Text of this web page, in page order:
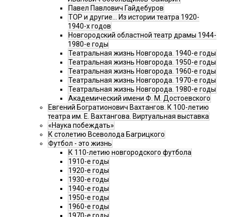
Павел Павлович Гайдебуров
ТОР и другие… Из истории театра 1920-
1940-х годов
Новгородский областной театр драмы 1944-
1980-е годы
Театральная жизнь Новгорода. 1940-е годы
Театральная жизнь Новгорода. 1950-е годы
Театральная жизнь Новгорода. 1960-е годы
Театральная жизнь Новгорода. 1970-е годы
Театральная жизнь Новгорода. 1980-е годы
Академический имени Ф. М. Достоевского
Евгений Богратионович Вахтангов. К 100-летию
театра им. Е. Вахтангова. Виртуальная выставка
«Наука побеждать»
К столетию Всеволода Багрицкого
Футбол - это жизнь
К 110-летию новгородского футбола
1910-е годы
1920-е годы
1930-е годы
1940-е годы
1950-е годы
1960-е годы